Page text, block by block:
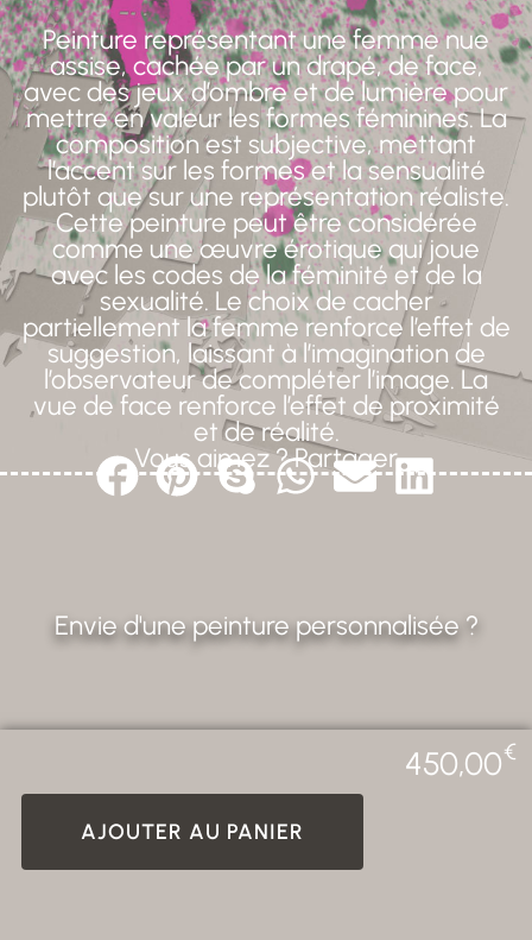
Peinture représentant une femme nue
assise, cachée par un drapé, de face,
avec des jeux d’ombre et de lumière pour
mettre en valeur les formes féminines. La
composition est subjective, mettant
l’accent sur les formes et la sensualité
plutôt que sur une représentation réaliste.
Cette peinture peut être considérée
comme une œuvre érotique qui joue
avec les codes de la féminité et de la
sexualité. Le choix de cacher
partiellement la femme renforce l’effet de
suggestion, laissant à l’imagination de
l’observateur de compléter l’image. La
vue de face renforce l’effet de proximité
et de réalité.
Vous aimez ? Partager
450,00€
AJOUTER AU PANIER
Envie d'une peinture personnalisée ?
CREALAB - 2026 Photos non
Tous droits réservés. ©